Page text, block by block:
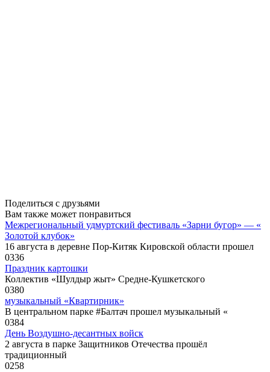
Поделиться с друзьями
Вам также может понравиться
Межрегиональный удмуртский фестиваль «Зарни бугор» — «
Золотой клубок»
16 августа в деревне Пор-Китяк Кировской области прошел
0336
Праздник картошки
Коллектив «Шулдыр жыт» Средне-Кушкетского
0380
музыкальный «Квартирник»
В центральном парке #Балтач прошел музыкальный «
0384
День Воздушно-десантных войск
2 августа в парке Защитников Отечества прошёл
традиционный
0258